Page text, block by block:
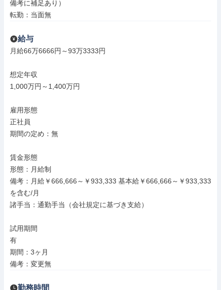
備考に補足あり）
転勤：当面無
給与
月給66万6666円～93万3333円
想定年収
1,000万円～1,400万円
雇用形態
正社員
期間の定め：無
賃金形態
形態：月給制
備考：月給￥666,666～￥933,333 基本給￥666,666～￥933,333
を含む/月
諸手当：通勤手当（会社規定に基づき支給）
試用期間
有
期間：3ヶ月
備考：変更無
勤務時間